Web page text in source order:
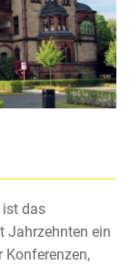
ist das
Jahrzehnten ein
Konferenzen,